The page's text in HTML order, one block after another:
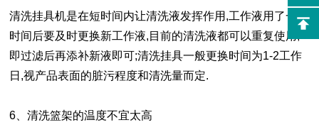
清洗挂具机是在短时间内让清洗液发挥作用,工作液用了一段
时间后要及时更换新工作液,目前的清洗液都可以重复使用,
即过滤后再添补新液即可;清洗挂具一般更换时间为1-2工作
日,视产品表面的脏污程度和清洗量而定.
6、清洗篮架的温度不宜太高